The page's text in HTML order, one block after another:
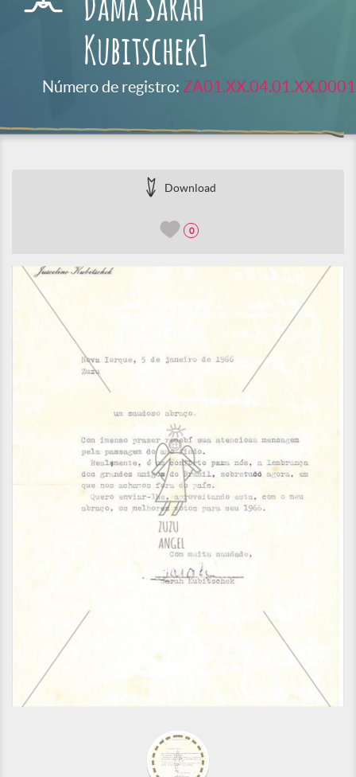
Dama Sarah
Kubitschek]
Número de registro: ZA01.XX.04.01.XX.0001
Download
0